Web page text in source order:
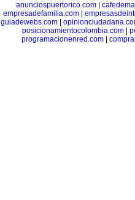
anunciospuertorico.com|
empresadefamilia.com
guiadewebs.com
posicionamientocolombia.com|
programacionenred.com